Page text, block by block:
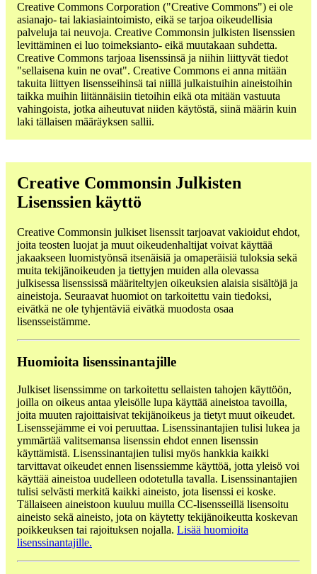
Creative Commons Corporation ("Creative Commons") ei ole
asianajo- tai lakiasiaintoimisto, eikä se tarjoa oikeudellisia
palveluja tai neuvoja. Creative Commonsin julkisten lisenssien
levittäminen ei luo toimeksianto- eikä muutakaan suhdetta.
Creative Commons tarjoaa lisenssinsä ja niihin liittyvät tiedot
"sellaisena kuin ne ovat". Creative Commons ei anna mitään
takuita liittyen lisensseihinsä tai niillä julkaistuihin aineistoihin
taikka muihin liitännäisiin tietoihin eikä ota mitään vastuuta
vahingoista, jotka aiheutuvat niiden käytöstä, siinä määrin kuin
laki tällaisen määräyksen sallii.
Creative Commonsin Julkisten
Lisenssien käyttö
Creative Commonsin julkiset lisenssit tarjoavat vakioidut ehdot,
joita teosten luojat ja muut oikeudenhaltijat voivat käyttää
jakaakseen luomistyönsä itsenäisiä ja omaperäisiä tuloksia sekä
muita tekijänoikeuden ja tiettyjen muiden alla olevassa
julkisessa lisenssissä määriteltyjen oikeuksien alaisia sisältöjä ja
aineistoja. Seuraavat huomiot on tarkoitettu vain tiedoksi,
eivätkä ne ole tyhjentäviä eivätkä muodosta osaa
lisensseistämme.
Huomioita lisenssinantajille
Julkiset lisenssimme on tarkoitettu sellaisten tahojen käyttöön,
joilla on oikeus antaa yleisölle lupa käyttää aineistoa tavoilla,
joita muuten rajoittaisivat tekijänoikeus ja tietyt muut oikeudet.
Lisenssejämme ei voi peruuttaa. Lisenssinantajien tulisi lukea ja
ymmärtää valitsemansa lisenssin ehdot ennen lisenssin
käyttämistä. Lisenssinantajien tulisi myös hankkia kaikki
tarvittavat oikeudet ennen lisenssiemme käyttöä, jotta yleisö voi
käyttää aineistoa uudelleen odotetulla tavalla. Lisenssinantajien
tulisi selvästi merkitä kaikki aineisto, jota lisenssi ei koske.
Tällaiseen aineistoon kuuluu muilla CC-lisensseillä lisensoitu
aineisto sekä aineisto, jota on käytetty tekijänoikeutta koskevan
poikkeuksen tai rajoituksen nojalla. Lisää huomioita
lisenssinantajille.